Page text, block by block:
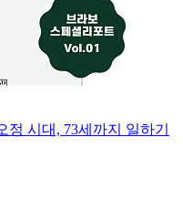
정 시대, 73세까지 일하기